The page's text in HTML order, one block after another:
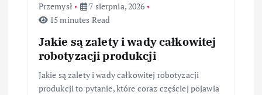
Przemysł
7 sierpnia, 2026
15 minutes Read
Jakie są zalety i wady całkowitej
robotyzacji produkcji
Jakie są zalety i wady całkowitej robotyzacji
produkcji to pytanie, które coraz częściej pojawia